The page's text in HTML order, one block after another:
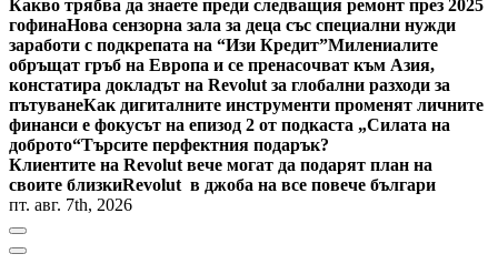
Какво трябва да знаете преди следващия ремонт през 2025
гофинаНова сензорна зала за деца със специални нужди
заработи с подкрепата на “Изи Кредит”Милениалите
обръщат гръб на Европа и се пренасочват към Азия,
констатира докладът на Revolut за глобални разходи за
пътуванеКак дигиталните инструменти променят личните
финанси е фокусът на епизод 2 от подкаста „Силата на
доброто“Търсите перфектния подарък?
Клиентите на Revolut вече могат да подарят план на
своите близкиRevolut в джоба на все повече българи
пт. авг. 7th, 2026